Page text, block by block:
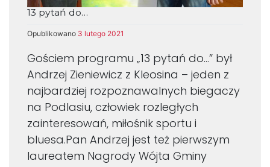
13 pytań do…
Opublikowano 3 lutego 2021
Gościem programu „13 pytań do…” był
Andrzej Zieniewicz z Kleosina – jeden z
najbardziej rozpoznawalnych biegaczy
na Podlasiu, człowiek rozległych
zainteresowań, miłośnik sportu i
bluesa.Pan Andrzej jest też pierwszym
laureatem Nagrody Wójta Gminy